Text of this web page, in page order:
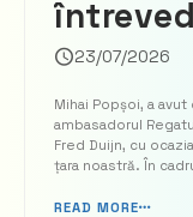
bun cu
Fred
23/07/2026
Mihai Popșoi, a
ambasadorul
Fred Duijn, cu
țara noastră. În
dialogului bilateral,
READ MORE